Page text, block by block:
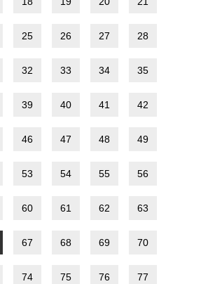
25 26 27 28
32 33 34 35
39 40 41 42
46 47 48 49
53 54 55 56
60 61 62 63
67 68 69 70
74 75 76 77